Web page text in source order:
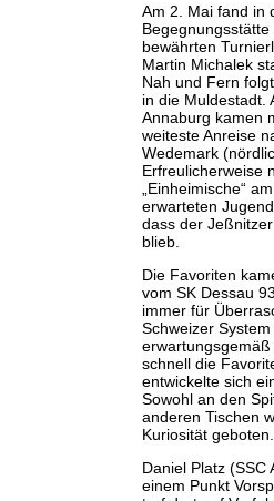
Am 2. Mai fand in
bewährten
Martin Michalek
Nah und Fern
in die Muldestadt.
Annaburg kamen
weiteste Anreise
Wedemark
Erfreulicherweise
„Einheimische“
erwarteten
dass der
blieb.
Die Favoriten
vom SK Dessau
immer für
Schweizer
schnell die
entwickelte sich
Sowohl an den
anderen Tischen
Kuriosität geboten.
Daniel Platz (SSC
einem Punkt